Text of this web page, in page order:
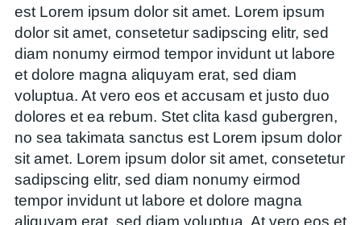
est Lorem ipsum dolor sit amet. Lorem ipsum
dolor sit amet, consetetur sadipscing elitr, sed
diam nonumy eirmod tempor invidunt ut labore
et dolore magna aliquyam erat, sed diam
voluptua. At vero eos et accusam et justo duo
dolores et ea rebum. Stet clita kasd gubergren,
no sea takimata sanctus est Lorem ipsum dolor
sit amet. Lorem ipsum dolor sit amet, consetetur
sadipscing elitr, sed diam nonumy eirmod
tempor invidunt ut labore et dolore magna
aliquyam erat, sed diam voluptua. At vero eos et